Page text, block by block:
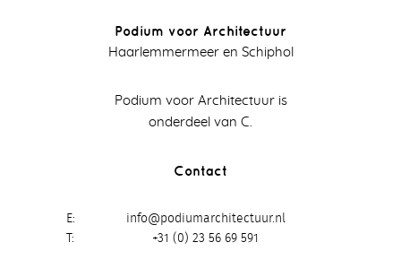
Podium voor Architectuur
Haarlemmermeer en Schiphol
Podium voor Architectuur is
onderdeel van C.
Contact
E
info@podiumarchitectuur.nl
T
+31 (0) 23 56 69 591